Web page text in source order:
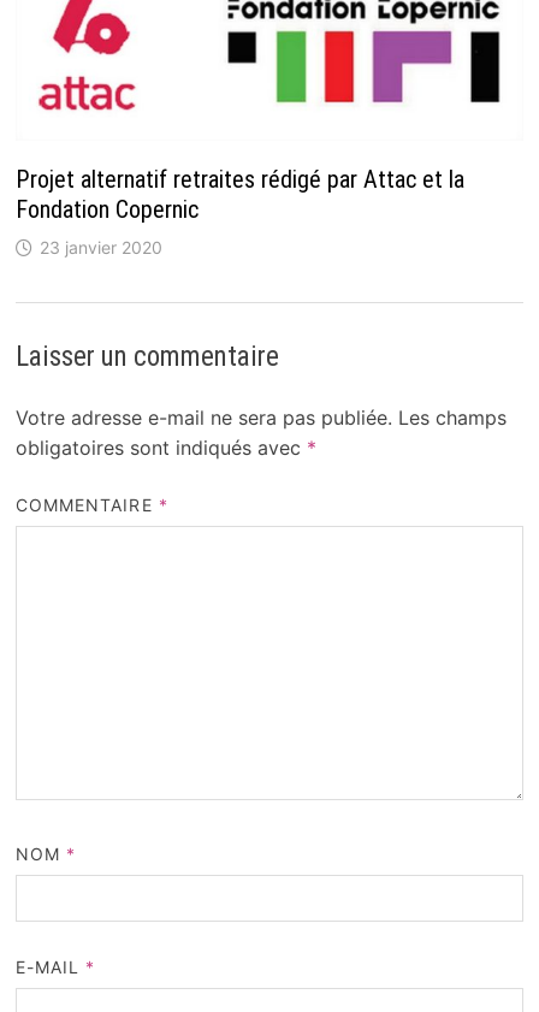
Projet alternatif retraites rédigé par Attac et la
Fondation Copernic
23 janvier 2020
Laisser un commentaire
Votre adresse e-mail ne sera pas publiée. Les champs
obligatoires sont indiqués avec *
COMMENTAIRE *
NOM *
E-MAIL *